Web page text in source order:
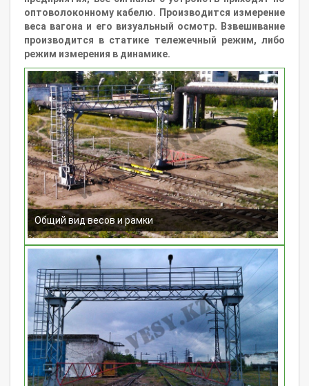
оптоволоконному кабелю. Производится измерение
веса вагона и его визуальный осмотр. Взвешивание
производится в статике тележечный режим, либо
режим измерения в динамике.
Общий вид весов и рамки